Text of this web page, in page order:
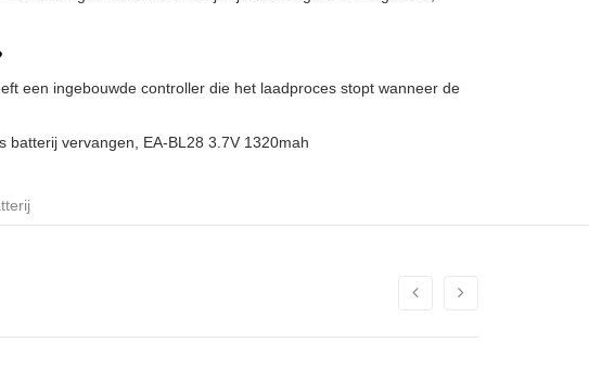
een ingebouwde controller die het laadproces stopt wanneer de
batterij vervangen, EA-BL28 3.7V 1320mah